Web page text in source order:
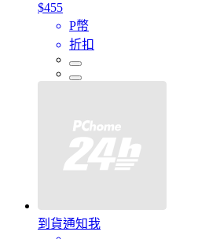
$455
P幣
折扣
到貨通知我